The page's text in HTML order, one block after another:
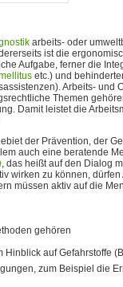
arbeits- oder
ist die
Aufgabe, ferner die
etc.) und
Arbeits- und
Themen
Damit leistet die
der Prävention, der
auch eine beratende
, das heißt auf den Dialog
wirken zu können,
müssen aktiv auf die
gehören
Hinblick auf Gefahrstoffe
zum Beispiel die